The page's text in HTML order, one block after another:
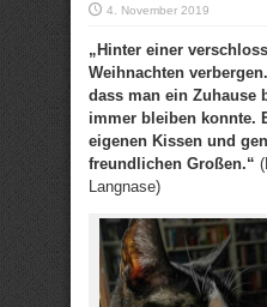
4. November 2019
„Hinter einer
Weihnachten
dass man ein Zuhause
immer bleiben konnte.
eigenen Kissen und
freundlichen Großen.“
Langnase)